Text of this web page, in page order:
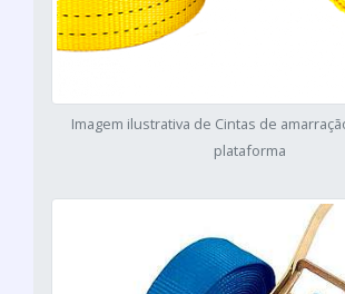
Imagem ilustrativa de Cintas de
plataforma